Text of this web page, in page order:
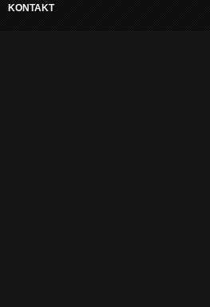
KONTAKT